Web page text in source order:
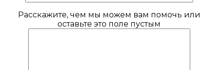
Расскажите, чем мы можем вам помочь или
оставьте это поле пустым